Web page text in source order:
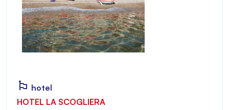
hotel
HOTEL LA SCOGLIERA